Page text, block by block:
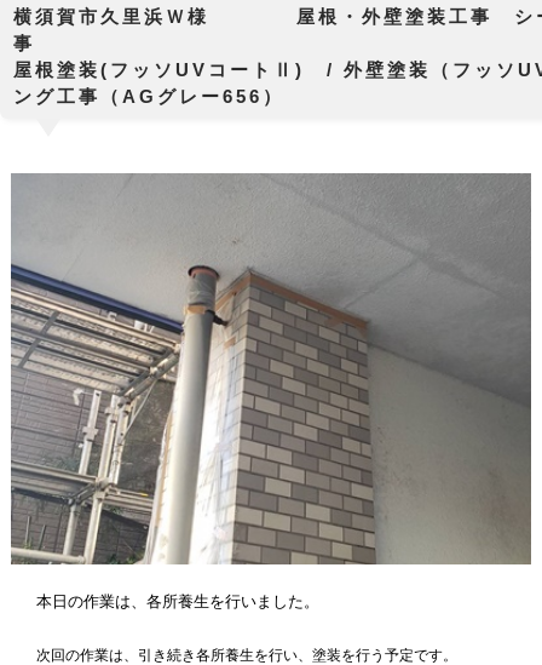
横須賀市久里浜Ｗ様 屋根・外壁塗装工事 シ
屋根塗装(フッソUVコートⅡ) / 外壁塗装（フッソ
ング工事（AGグレー656）
本日の作業は、各所養生を行いました。
次回の作業は、引き続き各所養生を行い、塗装を行う予定です。